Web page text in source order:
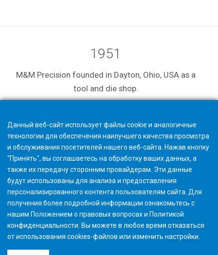
1951
M&M Precision founded in Dayton, Ohio, USA as a
tool and die shop.
Данный веб-сайт использует файлы cookie и аналогичные
технологии для обеспечения наилучшего качества просмотра
и обслуживания посетителей нашего веб-сайта. Нажав кнопку
"Принять", вы соглашаетесь на обработку ваших данных, а
также их передачу сторонним провайдерам. Эти данные
будут использованы для анализа и предоставления
персонализированного контента пользователям сайта. Для
получения более подробной информации ознакомьтесь с
нашим Положением о правовых вопросахи Политикой
конфиденциальности . Вы можете в любое время отказаться
от использования cookies-файлов или изменить настройки